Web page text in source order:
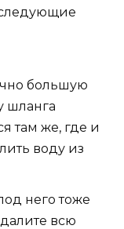
большую
шланга
там же, где и
воду из
него тоже
всю